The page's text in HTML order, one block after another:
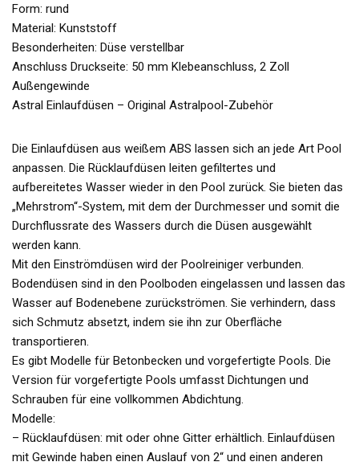
Form: rund
Material: Kunststoff
Besonderheiten: Düse verstellbar
Anschluss Druckseite: 50 mm Klebeanschluss, 2 Zoll
Außengewinde
Astral Einlaufdüsen – Original Astralpool-Zubehör
Die Einlaufdüsen aus weißem ABS lassen sich an jede Art Pool
anpassen. Die Rücklaufdüsen leiten gefiltertes und
aufbereitetes Wasser wieder in den Pool zurück. Sie bieten das
„Mehrstrom“-System, mit dem der Durchmesser und somit die
Durchflussrate des Wassers durch die Düsen ausgewählt
werden kann.
Mit den Einströmdüsen wird der Poolreiniger verbunden.
Bodendüsen sind in den Poolboden eingelassen und lassen das
Wasser auf Bodenebene zurückströmen. Sie verhindern, dass
sich Schmutz absetzt, indem sie ihn zur Oberfläche
transportieren.
Es gibt Modelle für Betonbecken und vorgefertigte Pools. Die
Version für vorgefertigte Pools umfasst Dichtungen und
Schrauben für eine vollkommen Abdichtung.
Modelle:
– Rücklaufdüsen: mit oder ohne Gitter erhältlich. Einlaufdüsen
mit Gewinde haben einen Auslauf von 2“ und einen anderen